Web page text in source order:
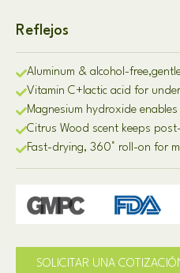
Reflejos
Aluminum & alcohol-free,
Vitamin C+lactic acid for
Magnesium hydroxide
Citrus Wood scent keeps
Fast-drying, 360 ° roll-on for
SOLICITAR UNA